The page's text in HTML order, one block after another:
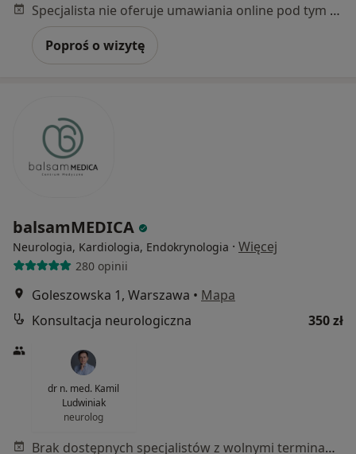
Specjalista nie oferuje umawiania online pod tym adresem.
Poproś o wizytę
balsamMEDICA
Neurologia, Kardiologia, Endokrynologia · Więcej
280 opinii
Goleszowska 1, Warszawa • Mapa
Konsultacja neurologiczna
350 zł
dr n. med. Kamil
Ludwiniak
neurolog
Brak dostępnych specjalistów z wolnymi terminami w tym centrum medycznym.